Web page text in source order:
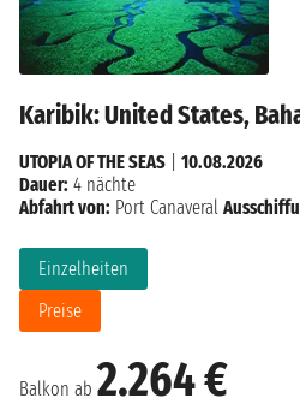
Karibik: United States,
Balkon ab 2.264 €
Einzelheiten
Preise
UTOPIA OF THE SEAS
10.08.2026
Dauer: 4 nächte
Abfahrt von: Port Canaveral